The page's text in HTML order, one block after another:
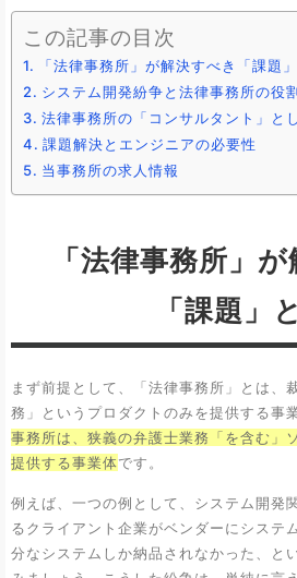
この記事の目次
「法律事務所」が解決すべき「課題
システム開発紛争と法律事務所の役
法律事務所の「コンサルタント」と
課題解決とエンジニアの必要性
当事務所の求人情報
「法律事務所」
「課題」
まず前提として、「法律事務所」とは、
務」というプロダクトのみを提供する事
事務所は、狭義の弁護士業務「を含む」
提供する事業体です。
例えば、一つの例として、システム開発
るクライアント企業がベンダーにシステ
分なシステムしか納品されなかった、と